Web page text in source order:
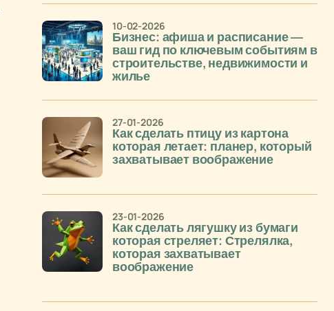
Бизнес: афиша и расписание —
ваш гид по ключевым событиям в
строительстве, недвижимости и
жилье
10-02-2026
Как сделать птицу из картона
которая летает: планер, который
захватывает воображение
27-01-2026
Как сделать лягушку из бумаги
которая стреляет: Стрелялка,
которая захватывает
воображение
23-01-2026